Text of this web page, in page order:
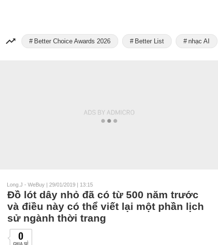
Better Choice Awards 2026 Better List nhạc AI
Long.J - WeBuy | 29/01/2019 | 13:15
Đồ lót dây nhỏ đã có từ 500 năm trước
và điều này có thể viết lại một phần lịch
sử ngành thời trang
0
CHIA SẺ